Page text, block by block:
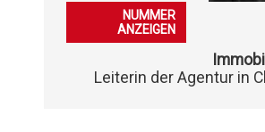
079 406 52 81
NUMMER
ANZEIGEN
Leiterin der Agentur in